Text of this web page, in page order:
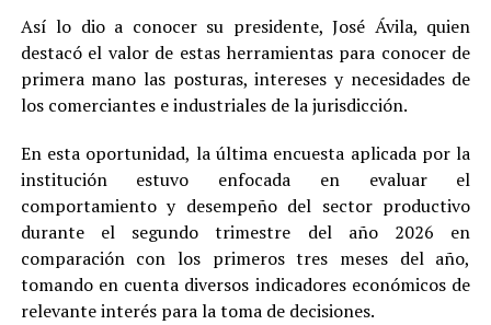
Así lo dio a conocer su presidente, José Ávila, quien
destacó el valor de estas herramientas para conocer de
primera mano las posturas, intereses y necesidades de
los comerciantes e industriales de la jurisdicción.
En esta oportunidad, la última encuesta aplicada por la
institución estuvo enfocada en evaluar el
comportamiento y desempeño del sector productivo
durante el segundo trimestre del año 2026 en
comparación con los primeros tres meses del año,
tomando en cuenta diversos indicadores económicos de
relevante interés para la toma de decisiones.